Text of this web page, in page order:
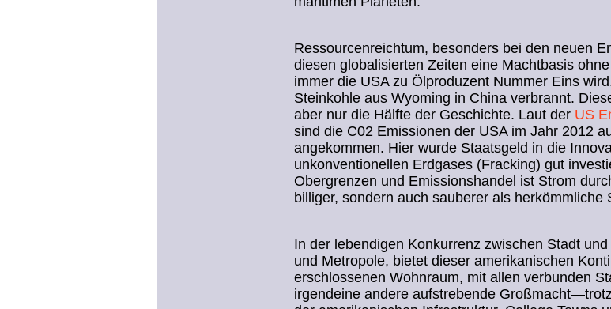
Ressourcenreichtum, besonders bei den neuen
diesen globalisierten Zeiten eine Machtbasis
immer die USA zu Ölproduzent Nummer Eins
Steinkohle aus Wyoming in China verbrannt.
aber nur die Hälfte der Geschichte. Laut der US
sind die C02 Emissionen der USA im Jahr 2012
angekommen. Hier wurde Staatsgeld in die
unkonventionellen Erdgases (Fracking) gut
Obergrenzen und Emissionshandel ist Strom
billiger, sondern auch sauberer als herkömmliche
In der lebendigen Konkurrenz zwischen Stadt
und Metropole, bietet dieser amerikanischen
erschlossenen Wohnraum, mit allen verbunden
irgendeine andere aufstrebende